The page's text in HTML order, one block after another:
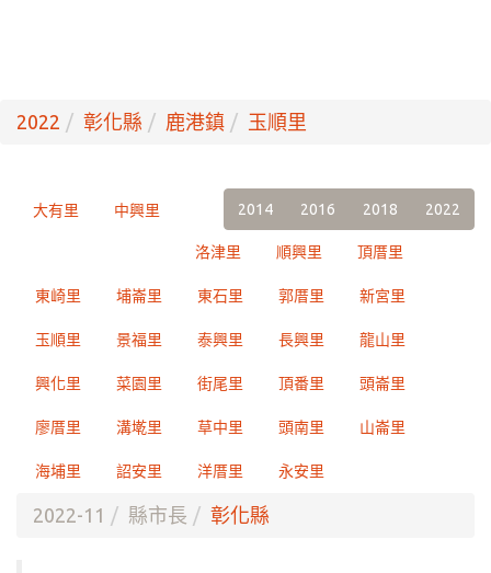
2022 彰化縣 鹿港鎮 玉順里
2014 2016 2018 2022
大有里 中興里
洛津里 順興里 頂厝里
東崎里 埔崙里 東石里 郭厝里 新宮里
玉順里 景福里 泰興里 長興里 龍山里
興化里 菜園里 街尾里 頂番里 頭崙里
廖厝里 溝墘里 草中里 頭南里 山崙里
海埔里 詔安里 洋厝里 永安里
2022-11 縣市長 彰化縣